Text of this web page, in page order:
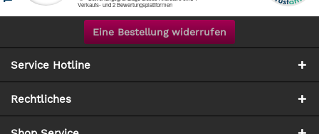
Eine Bestellung widerrufen
Service Hotline
Rechtliches